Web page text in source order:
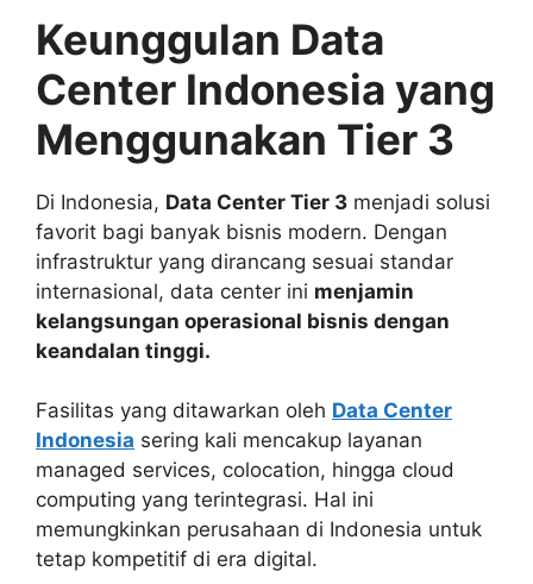
Keunggulan Data
Center Indonesia yang
Menggunakan Tier 3
Di Indonesia, Data Center Tier 3 menjadi solusi
favorit bagi banyak bisnis modern. Dengan
infrastruktur yang dirancang sesuai standar
internasional, data center ini menjamin
kelangsungan operasional bisnis dengan
keandalan tinggi.
Fasilitas yang ditawarkan oleh Data Center
Indonesia sering kali mencakup layanan
managed services, colocation, hingga cloud
computing yang terintegrasi. Hal ini
memungkinkan perusahaan di Indonesia untuk
tetap kompetitif di era digital.